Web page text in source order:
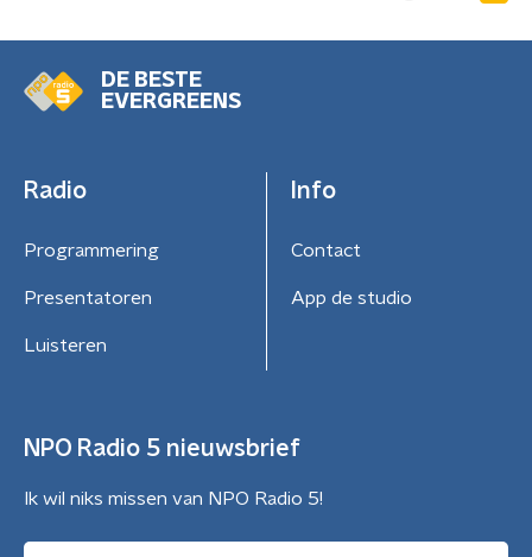
DE BESTE
EVERGREENS
Radio
Programmering
Presentatoren
Luisteren
Info
Contact
App de studio
NPO Radio 5 nieuwsbrief
Ik wil niks missen van NPO Radio 5!